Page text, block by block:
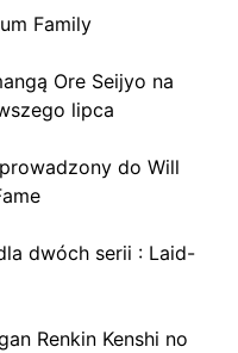
Family
Ore Seijyo na
lipca
do Will
dwóch serii : Laid-
Renkin Kenshi no